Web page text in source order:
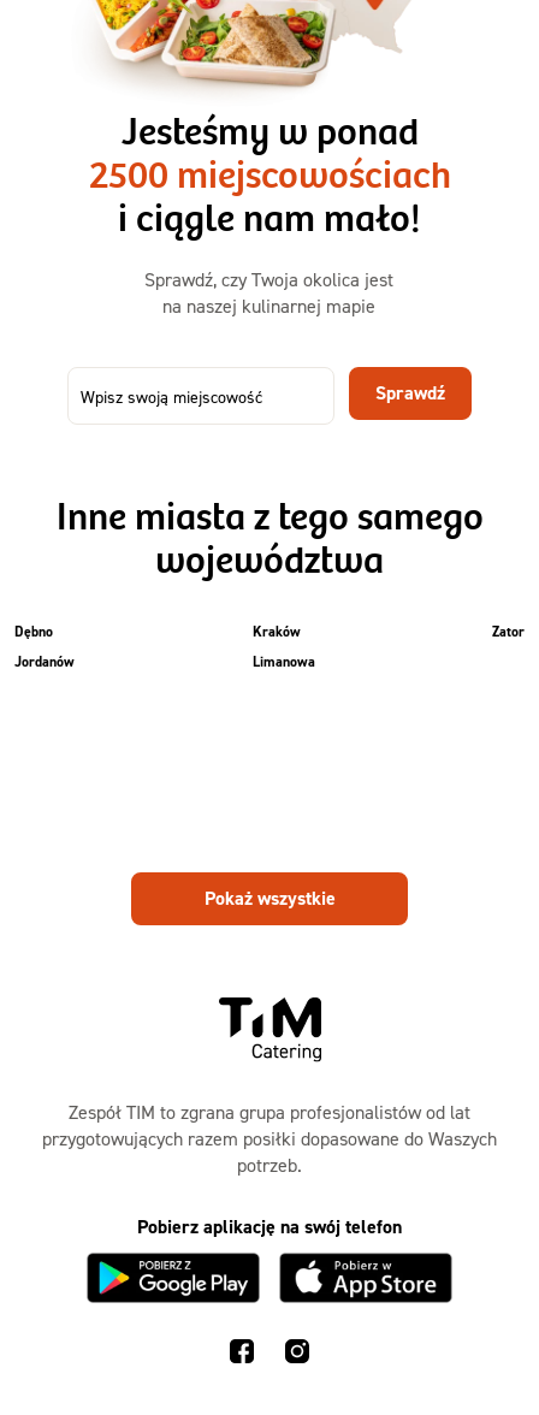
3 razy TAK
1500kcal - 2250kcal
3 sycące posiłki o większej objętości. Mniej dań,
ta sama wygoda!
50,31 zł
73,99
-32%
Menu
Jesteśmy w ponad
2500 miejscowościach
i ciągle nam mało!
Sprawdź, czy Twoja okolica jest
na naszej kulinarnej mapie
Sprawdź
Inne miasta z tego samego
województwa
Dębno
Jordanów
Kraków
Limanowa
Zator
Pokaż wszystkie
Zespół TIM to zgrana grupa profesjonalistów od lat
przygotowujących razem posiłki dopasowane do Waszych
potrzeb.
Pobierz aplikację na swój telefon